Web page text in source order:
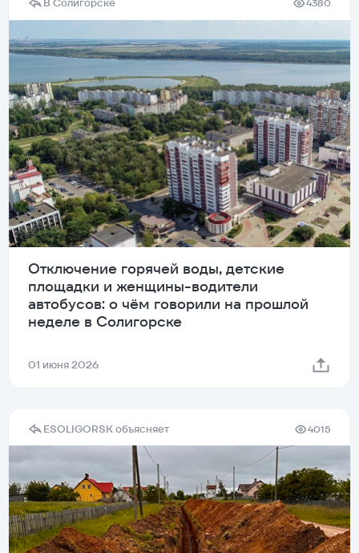
В Солигорске 4380
Отключение горячей воды, детские
площадки и женщины-водители
автобусов: о чём говорили на прошлой
неделе в Солигорске
01 июня 2026
ESOLIGORSK объясняет 4015